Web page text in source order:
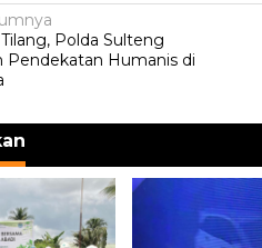
Polda Sulteng
Pendekatan Humanis di